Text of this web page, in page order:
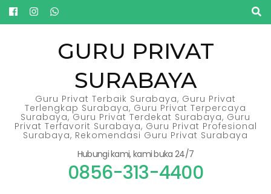
Lompat
ke
GURU PRIVAT
SURABAYA
Guru Privat Terbaik Surabaya, Guru Privat
Terlengkap Surabaya, Guru Privat Terpercaya
Surabaya, Guru Privat Terdekat Surabaya, Guru
Privat Terfavorit Surabaya, Guru Privat Profesional
Surabaya, Rekomendasi Guru Privat Surabaya
Hubungi kami, kami buka 24/7
0856-313-4400